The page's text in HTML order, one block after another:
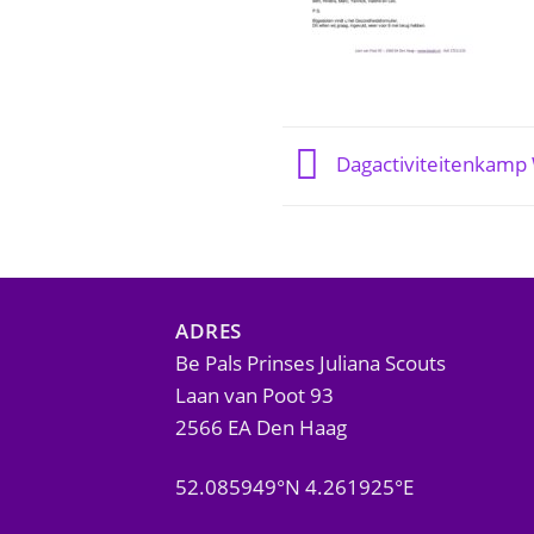
Dagactiviteitenkamp
ADRES
Be Pals Prinses Juliana Scouts
Laan van Poot 93
2566 EA Den Haag
52.085949°N 4.261925°E